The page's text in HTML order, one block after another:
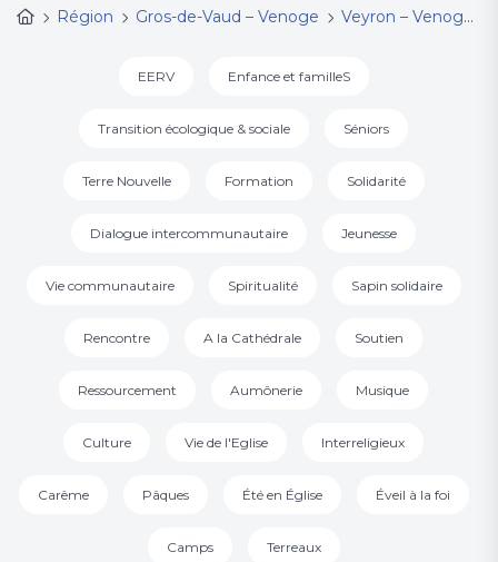
Région
Gros-de-Vaud – Venoge Veyron – Venoge
EERV Enfance et familleS
Transition écologique & sociale Séniors
Terre Nouvelle Formation Solidarité
Dialogue intercommunautaire Jeunesse
Vie communautaire Spiritualité Sapin solidaire
Rencontre A la Cathédrale Soutien
Ressourcement Aumônerie Musique
Culture Vie de l'Eglise Interreligieux
Carême Pâques Été en Église Éveil à la foi
Camps Terreaux